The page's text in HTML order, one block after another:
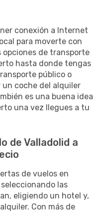
conexión a Internet
para moverte con
opciones de transporte
hasta donde tengas
público o
un coche del alquiler
es una buena idea
una vez llegues a tu
de Valladolid a
de vuelos en
las
eligiendo un hotel y,
Con más de